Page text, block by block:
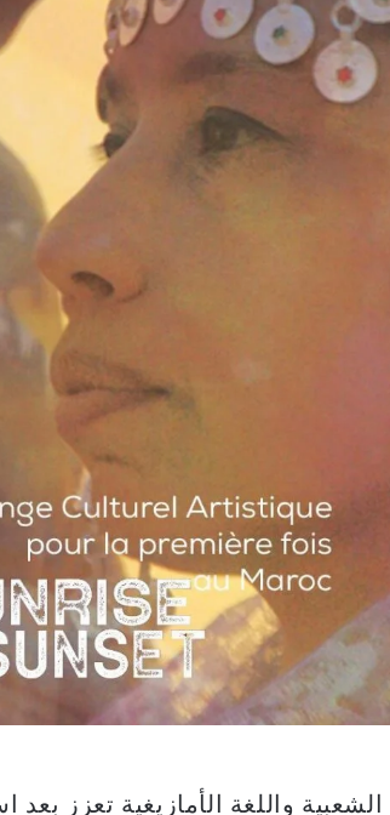
واللغة الأمازيغية تعزز بعد